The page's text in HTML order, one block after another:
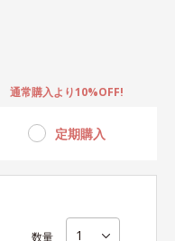
定期購入
通常購入より10%OFF!
数量